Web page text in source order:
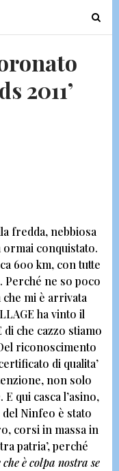
T
o
i
o
n
2011’
fredda, nebbiosa
ormai conquistato.
600 km, con tutte
Perché ne so poco
che mi è arrivata
ha vinto il
di che cazzo stiamo
riconoscimento
di qualita’
non solo
E qui casca l’asino,
Ninfeo è stato
corsi in massa in
patria’, perché
che è colpa nostra se